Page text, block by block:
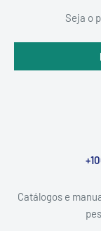
Seja o
Catálogos e